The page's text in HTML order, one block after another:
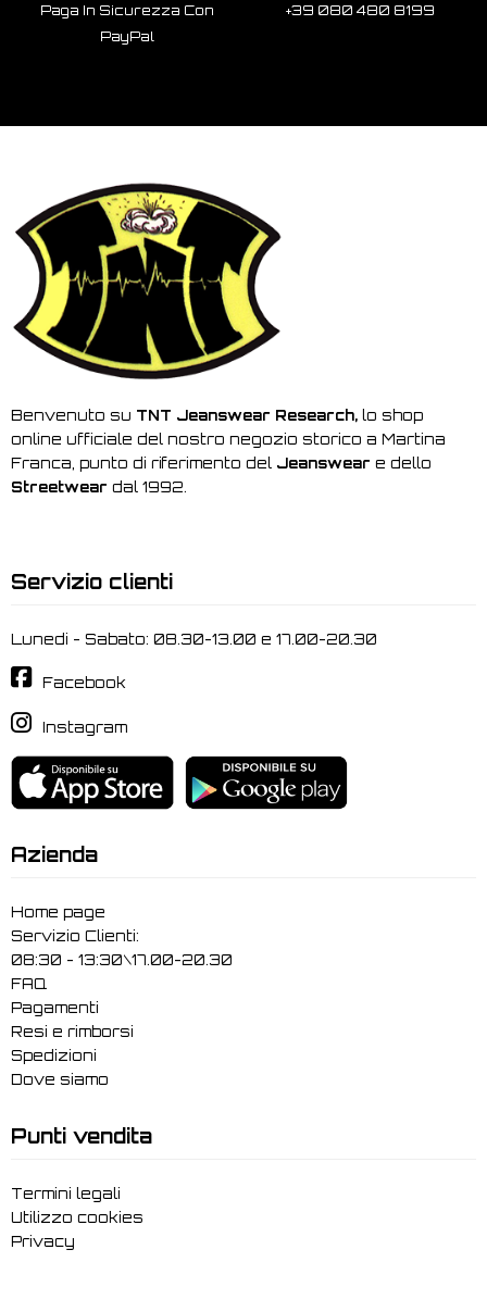
Paga In Sicurezza Con
PayPal
+39 080 480 8199
Benvenuto su TNT Jeanswear Research, lo shop
online ufficiale del nostro negozio storico a Martina
Franca, punto di riferimento del Jeanswear e dello
Streetwear dal 1992.
Servizio clienti
Lunedi - Sabato: 08.30-13.00 e 17.00-20.30
Facebook
Instagram
Azienda
Home page
Servizio Clienti:
08:30 - 13:30\17.00-20.30
FAQ
Pagamenti
Resi e rimborsi
Spedizioni
Dove siamo
Punti vendita
Termini legali
Utilizzo cookies
Privacy